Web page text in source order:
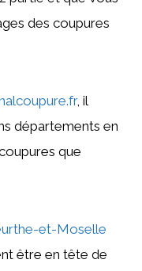
des coupures
, il
départements en
que
et-Moselle
être en tête de